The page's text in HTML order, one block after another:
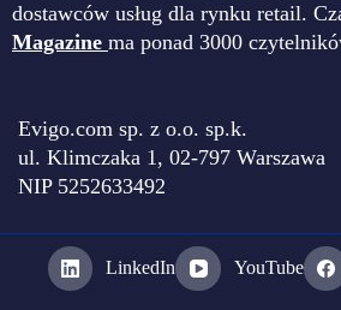
dostawców usług dla rynku retail.
Magazine ma ponad 3000
Evigo.com sp. z o.o. sp.k.
ul. Klimczaka 1, 02-797 Warszawa
NIP 5252633492
LinkedIn YouTube